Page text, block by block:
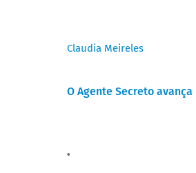
Claudia Meireles
O Agente Secreto